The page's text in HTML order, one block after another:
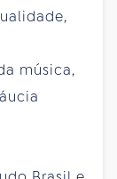
música,